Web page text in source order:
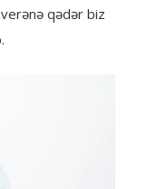
qədər biz